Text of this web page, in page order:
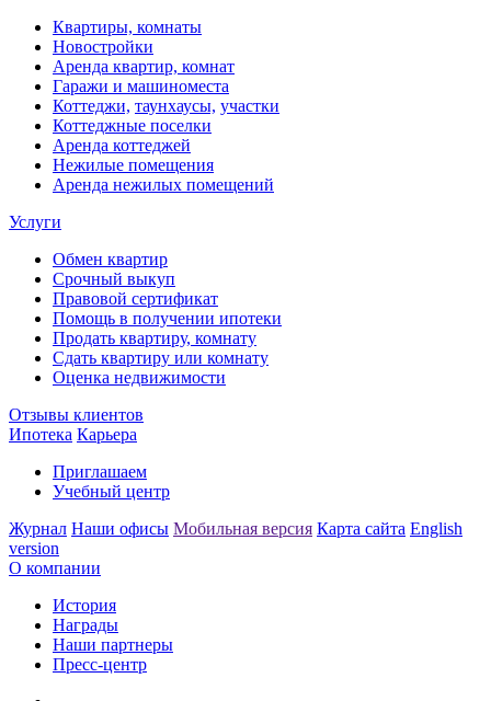
Квартиры, комнаты
Новостройки
Аренда квартир, комнат
Гаражи и машиноместа
Коттеджи, таунхаусы, участки
Коттеджные поселки
Аренда коттеджей
Нежилые помещения
Аренда нежилых помещений
Услуги
Обмен квартир
Срочный выкуп
Правовой сертификат
Помощь в получении ипотеки
Продать квартиру, комнату
Сдать квартиру или комнату
Оценка недвижимости
Отзывы клиентов
Ипотека Карьера
Приглашаем
Учебный центр
Журнал Наши офисы Мобильная версия Карта сайта English
version
О компании
История
Награды
Наши партнеры
Пресс-центр